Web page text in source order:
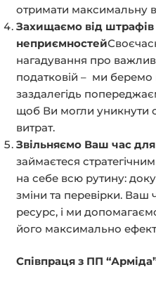
отримати максимальну
Захищаємо від штрафів
неприємностей
нагадування про
податковій – ми беремо
заздалегідь
щоб Ви могли уникнути
витрат.
Звільняємо Ваш час для
займаєтеся
на себе всю рутину:
зміни та перевірки.
ресурс, і ми
його максимально
Співпраця з ПП